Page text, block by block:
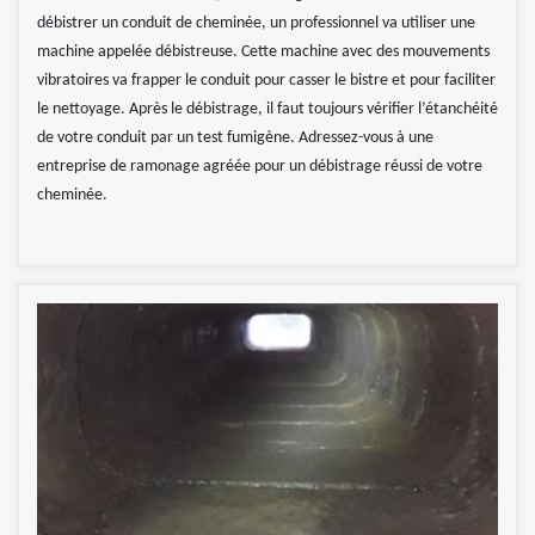
débistrer un conduit de cheminée, un professionnel va utiliser une
machine appelée débistreuse. Cette machine avec des mouvements
vibratoires va frapper le conduit pour casser le bistre et pour faciliter
le nettoyage. Après le débistrage, il faut toujours vérifier l’étanchéité
de votre conduit par un test fumigène. Adressez-vous à une
entreprise de ramonage agréée pour un débistrage réussi de votre
cheminée.